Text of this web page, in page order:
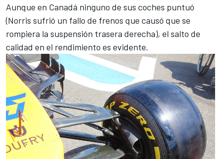
Aunque en Canadá ninguno de sus coches puntuó
(Norris sufrió un fallo de frenos que causó que se
rompiera la suspensión trasera derecha), el salto de
calidad en el rendimiento es evidente.